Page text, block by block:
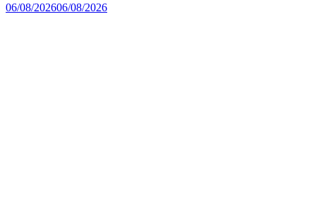
06/08/202606/08/2026